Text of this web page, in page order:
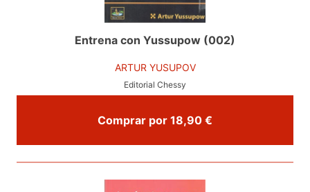
Entrena con Yussupow (002)
ARTUR YUSUPOV
Editorial Chessy
Comprar por 18,90 €